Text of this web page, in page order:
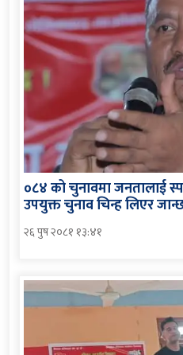
०८४ को चुनावमा जनतालाई
उपयुक्त चुनाव चिन्ह लिएर
२६ पुष २०८१ १३:४१